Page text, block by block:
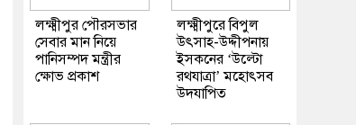
লক্ষ্মীপুর পৌরসভার
সেবার মান নিয়ে
পানিসম্পদ মন্ত্রীর
ক্ষোভ প্রকাশ
লক্ষ্মীপুরে বিপুল
উৎসাহ-উদ্দীপনায়
ইসকনের ‘উল্টো
রথযাত্রা’ মহোৎসব
উদযাপিত